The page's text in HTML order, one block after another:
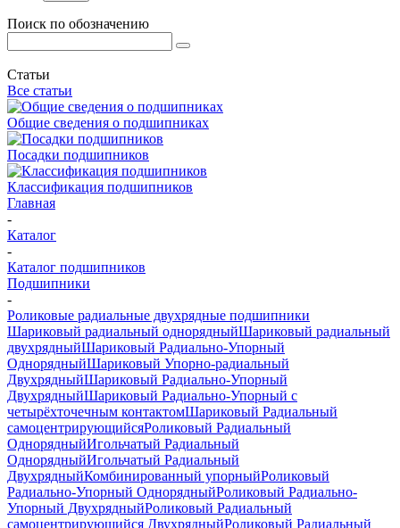
Поиск по обозначению
Статьи
Все статьи
Общие сведения о подшипниках
Посадки подшипников
Классификация подшипников
Главная
-
Каталог
-
Каталог подшипников
Подшипники
-
Роликовые радиальные двухрядные подшипники
Шариковый радиальный однорядныйШариковый радиальный
двухрядныйШариковый Радиально-Упорный
ОднорядныйШариковый Упорно-радиальный
ДвухрядныйШариковый Радиально-Упорный
ДвухрядныйШариковый Радиально-Упорный с
четырёхточечным контактомШариковый Радиальный
самоцентрирующийсяРоликовый Радиальный
ОднорядныйИгольчатый Радиальный
ОднорядныйИгольчатый Радиальный
ДвухрядныйКомбинированный упорныйРоликовый
Радиально-Упорный ОднорядныйРоликовый Радиально-
Упорный ДвухрядныйРоликовый Радиальный
самоцентрирующийся ДвухрядныйРоликовый Радиальный